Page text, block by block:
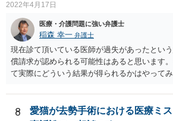
2022年4月17日
医療・介護問題に強い弁護士
稲森 幸一 弁護士
現在診て頂いている医師が過失があったとい
償請求が認められる可能性はあると思います
て実際にどういう結果が得られるかはやって
療費や精神的苦痛を受けた分の慰謝料や仕事
などが考えられます。 頑張ってください。
8
愛猫が去勢手術における医療ミ